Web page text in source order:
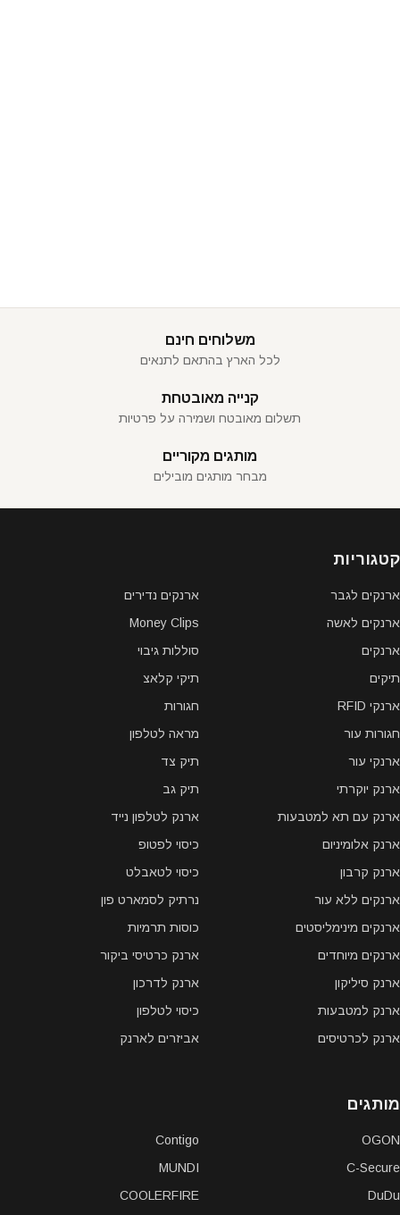
משלוחים חינם
לכל הארץ בהתאם לתנאים
קנייה מאובטחת
תשלום מאובטח ושמירה על פרטיות
מותגים מקוריים
מבחר מותגים מובילים
קטגוריות
ארנקים לגבר
ארנקים לאשה
ארנקים
תיקים
ארנקי RFID
חגורות עור
ארנקי עור
ארנק יוקרתי
ארנק עם תא למטבעות
ארנק אלומיניום
ארנק קרבון
ארנקים ללא עור
ארנקים מינימליסטים
ארנקים מיוחדים
ארנק סיליקון
ארנק למטבעות
ארנק לכרטיסים
ארנקים נדירים
Money Clips
סוללות גיבוי
תיקי קלאצ
חגורות
מראה לטלפון
תיק צד
תיק גב
ארנק לטלפון נייד
כיסוי לפטופ
כיסוי לטאבלט
נרתיק לסמארט פון
כוסות תרמיות
ארנק כרטיסי ביקור
ארנק לדרכון
כיסוי לטלפון
אביזרים לארנק
מותגים
OGON
C-Secure
DuDu
Contigo
MUNDI
COOLERFIRE